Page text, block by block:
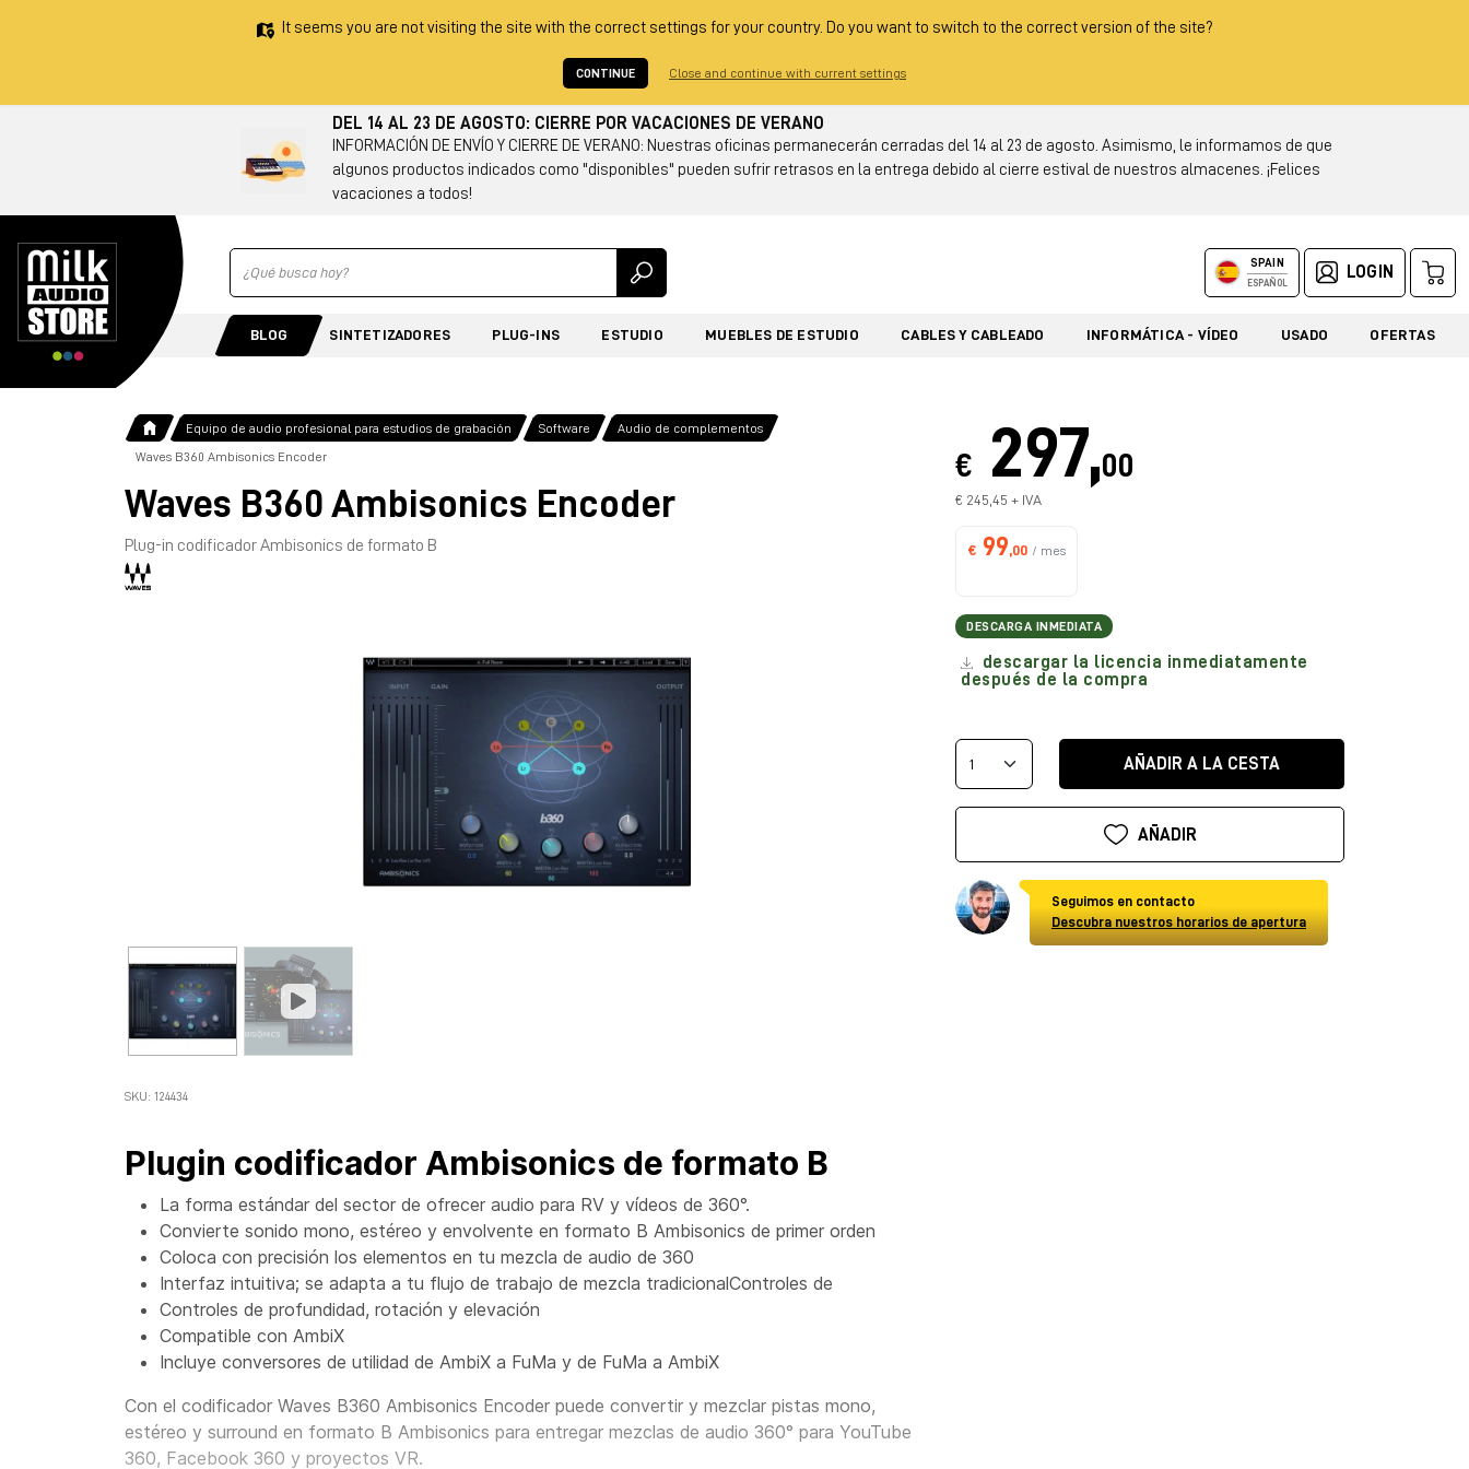
It seems you are not visiting the site with the correct settings for your country. Do you want to switch to the correct version of the site?
CONTINUE Close and continue with current settings
DEL 14 AL 23 DE AGOSTO: CIERRE POR VACACIONES DE VERANO
INFORMACIÓN DE ENVÍO Y CIERRE DE VERANO: Nuestras oficinas permanecerán cerradas del 14 al 23 de agosto. Asimismo, le informamos de que
algunos productos indicados como "disponibles" pueden sufrir retrasos en la entrega debido al cierre estival de nuestros almacenes. ¡Felices
vacaciones a todos!
Ricerca SPAIN
ESPAÑOL
LOGIN
BLOG SINTETIZADORES PLUG-INS ESTUDIO MUEBLES DE ESTUDIO CABLES Y CABLEADO INFORMÁTICA - VÍDEO USADO OFERTAS
Equipo de audio profesional para estudios de grabación Software Audio de complementos
Waves B360 Ambisonics Encoder
Waves B360 Ambisonics Encoder
Plug-in codificador Ambisonics de formato B
SKU: 124434
Plugin codificador Ambisonics de formato B
La forma estándar del sector de ofrecer audio para RV y vídeos de 360°.
Convierte sonido mono, estéreo y envolvente en formato B Ambisonics de primer orden
Coloca con precisión los elementos en tu mezcla de audio de 360
Interfaz intuitiva; se adapta a tu flujo de trabajo de mezcla tradicionalControles de
Controles de profundidad, rotación y elevación
Compatible con AmbiX
Incluye conversores de utilidad de AmbiX a FuMa y de FuMa a AmbiX
Con el codificador Waves B360 Ambisonics Encoder puede convertir y mezclar pistas mono,
estéreo y surround en formato B Ambisonics para entregar mezclas de audio 360° para YouTube
360, Facebook 360 y proyectos VR.
€ 297,00
€ 245,45 + IVA
€ 99,00 / mes
DESCARGA INMEDIATA
descargar la licencia inmediatamente
después de la compra
AÑADIR A LA CESTA
AÑADIR
Seguimos en contacto
Descubra nuestros horarios de apertura